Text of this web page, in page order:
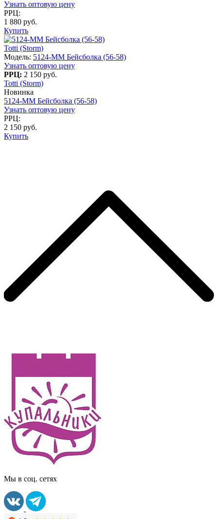
Узнать оптовую цену
РРЦ:
1 880 руб.
Купить
Totti (Storm)
Модель: 5124-MM Бейсболка (56-58)
Узнать оптовую цену
РРЦ: 2 150 руб.
Totti (Storm)
Новинка
5124-MM Бейсболка (56-58)
Узнать оптовую цену
РРЦ:
2 150 руб.
Купить
Мы в соц. сетях